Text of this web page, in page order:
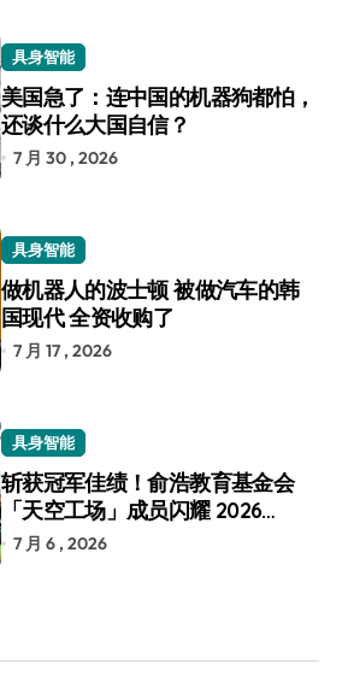
具身智能
美国急了：连中国的机器狗都怕，
还谈什么大国自信？
7 月 30 , 2026
具身智能
做机器人的波士顿 被做汽车的韩
国现代 全资收购了
7 月 17 , 2026
具身智能
斩获冠军佳绩！俞浩教育基金会
「天空工场」成员闪耀 2026
RoboCup 机器人世界杯
7 月 6 , 2026